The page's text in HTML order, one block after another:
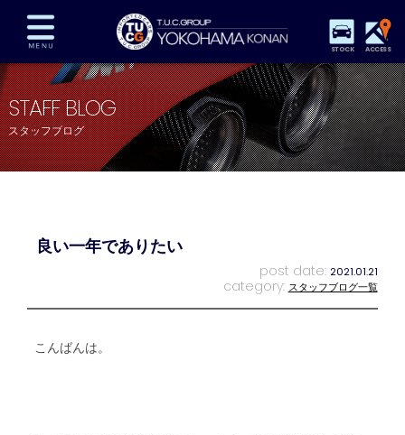
STOCK ACCESS
在庫車両情報 保証&サービス パーツリスト
TUCとは？ 店舗情報 アクセスマップ
全国納車 特別作業 注文販売
STAFF BLOG
スタッフブログ
良い一年でありたい
post date: 2021.01.21
category: スタッフブログ一覧
こんばんは。